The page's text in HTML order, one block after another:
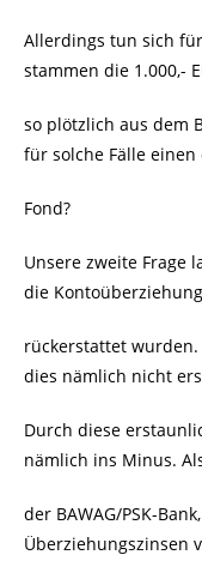
Allerdings tun sich
stammen die 1.000,-
so plötzlich aus dem
für solche Fälle einen
Fond?
Unsere zweite Frage
die
rückerstattet
dies nämlich nicht
Durch diese
nämlich ins Minus.
der BAWAG/PSK-
Überziehungszinsen